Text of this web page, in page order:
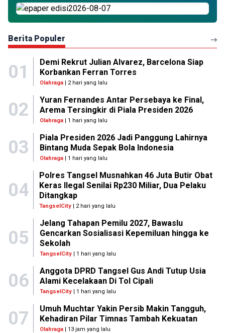
Berita Populer
01
Demi Rekrut Julian Alvarez, Barcelona Siap
Korbankan Ferran Torres
Olahraga| 2 hari yang lalu
02
Yuran Fernandes Antar Persebaya ke Final,
Arema Tersingkir di Piala Presiden 2026
Olahraga| 1 hari yang lalu
03
Piala Presiden 2026 Jadi Panggung Lahirnya
Bintang Muda Sepak Bola Indonesia
Olahraga| 1 hari yang lalu
04
Polres Tangsel Musnahkan 46 Juta Butir Obat
Keras Ilegal Senilai Rp230 Miliar, Dua Pelaku
Ditangkap
TangselCity | 2 hari yang lalu
05
Jelang Tahapan Pemilu 2027, Bawaslu
Gencarkan Sosialisasi Kepemiluan hingga ke
Sekolah
TangselCity| 1 hari yang lalu
06
Anggota DPRD Tangsel Gus Andi Tutup Usia
Alami Kecelakaan Di Tol Cipali
TangselCity| 1 hari yang lalu
07
Umuh Muchtar Yakin Persib Makin Tangguh,
Kehadiran Pilar Timnas Tambah Kekuatan
Olahraga| 13 jam yang lalu